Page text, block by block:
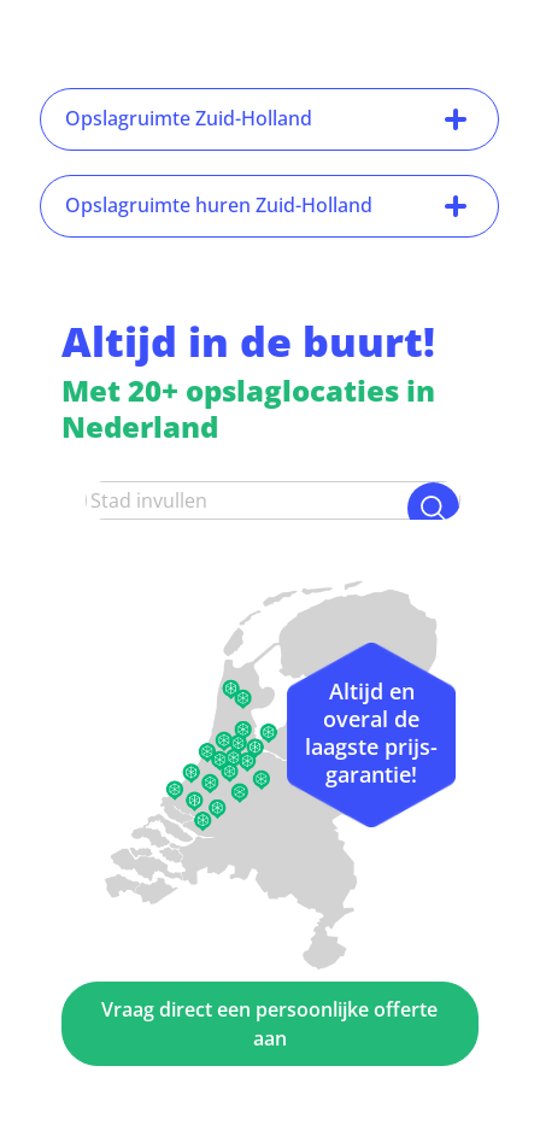
Opslagruimte Zuid-Holland
Opslagruimte huren Zuid-Holland
Altijd in de buurt!
Met 20+ opslaglocaties in
Nederland
Vraag direct een persoonlijke offerte
aan
Altijd en
overal de
laagste prijs-
garantie!